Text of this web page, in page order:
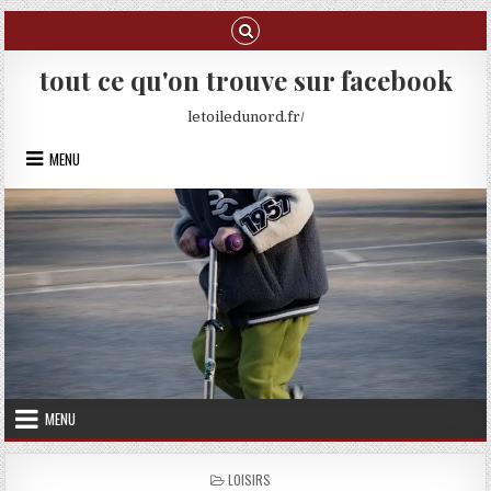
Skip to content
tout ce qu'on trouve sur facebook
letoiledunord.fr/
MENU
MENU
POSTED IN
LOISIRS